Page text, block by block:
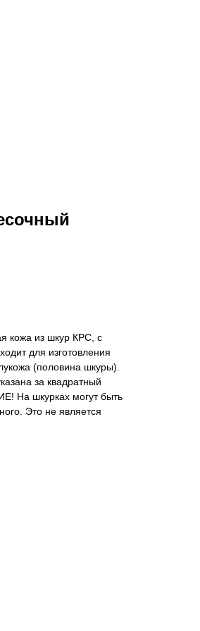
кожа из шкур КРС, с
для изготовления
(половина шкуры).
за квадратный
На шкурках могут быть
Это не является